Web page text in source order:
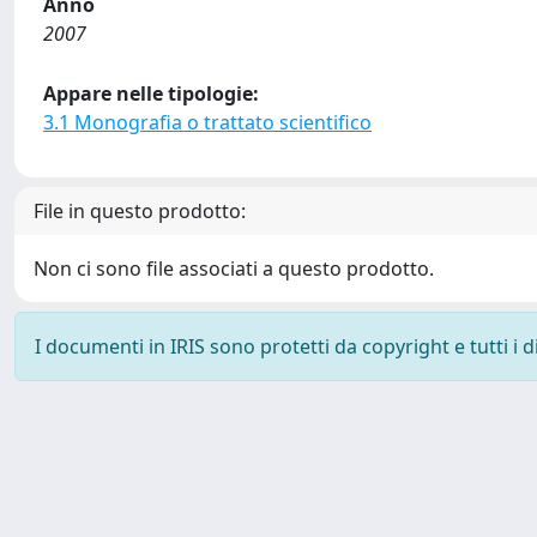
2007
Appare nelle tipologie:
3.1 Monografia o trattato scientifico
File in questo prodotto:
Non ci sono file associati a questo prodotto.
I documenti in IRIS sono protetti da copyright e tutti i